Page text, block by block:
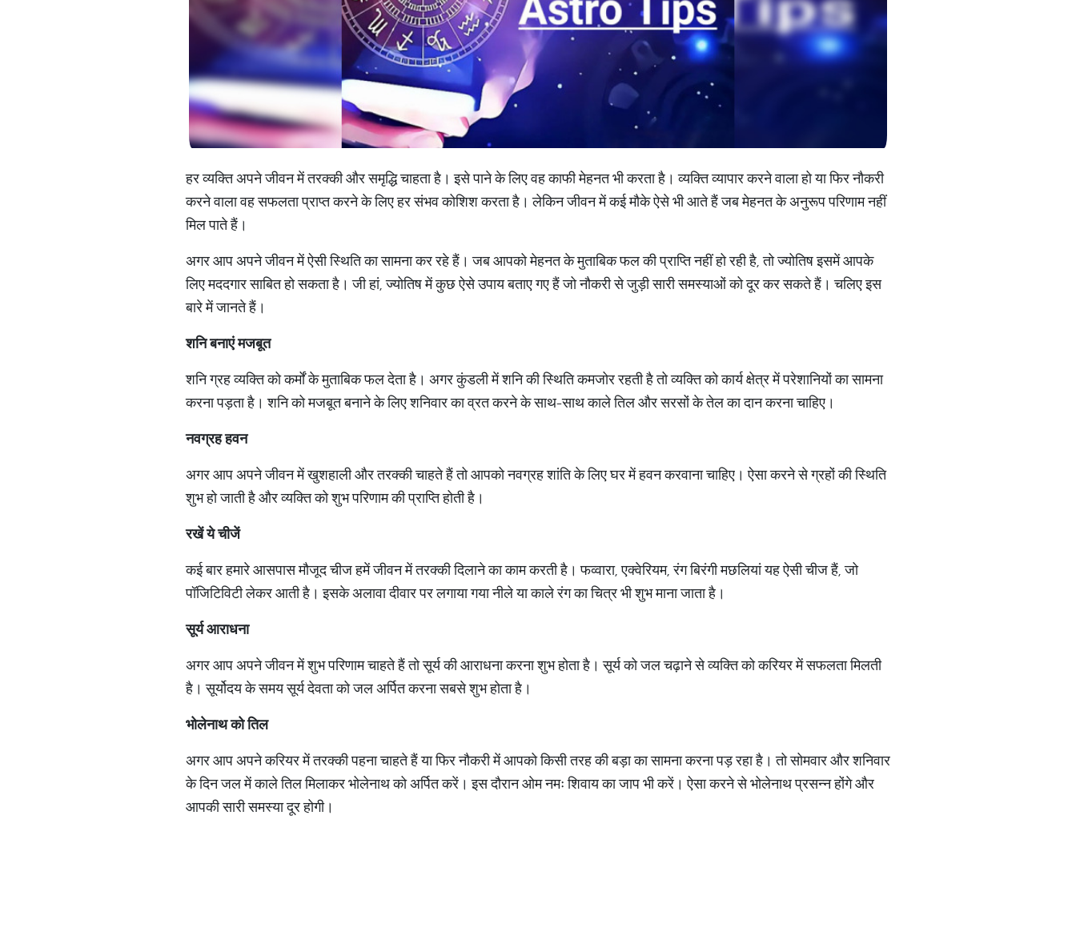
हर व्यक्ति अपने जीवन में तरक्की और समृद्धि चाहता है। इसे पाने के लिए वह काफी मेहनत भी करता है। व्यक्ति व्यापार करने वाला हो या फिर नौकरी
करने वाला वह सफलता प्राप्त करने के लिए हर संभव कोशिश करता है। लेकिन जीवन में कई मौके ऐसे भी आते हैं जब मेहनत के अनुरूप परिणाम नहीं
मिल पाते हैं।
अगर आप अपने जीवन में ऐसी स्थिति का सामना कर रहे हैं। जब आपको मेहनत के मुताबिक फल की प्राप्ति नहीं हो रही है, तो ज्योतिष इसमें आपके
लिए मददगार साबित हो सकता है। जी हां, ज्योतिष में कुछ ऐसे उपाय बताए गए हैं जो नौकरी से जुड़ी सारी समस्याओं को दूर कर सकते हैं। चलिए इस
बारे में जानते हैं।
शनिबनाएंमजबूत
शनि ग्रह व्यक्ति को कर्मों के मुताबिक फल देता है। अगर कुंडली में शनि की स्थिति कमजोर रहती है तो व्यक्ति को कार्य क्षेत्र में परेशानियों का सामना
करना पड़ता है। शनि को मजबूत बनाने के लिए शनिवार का व्रत करने के साथ-साथ काले तिल और सरसों के तेल का दान करना चाहिए।
नवग्रहहवन
अगर आप अपने जीवन में खुशहाली और तरक्की चाहते हैं तो आपको नवग्रह शांति के लिए घर में हवन करवाना चाहिए। ऐसा करने से ग्रहों की स्थिति
शुभ हो जाती है और व्यक्ति को शुभ परिणाम की प्राप्ति होती है।
रखेंयेचीजें
कई बार हमारे आसपास मौजूद चीज हमें जीवन में तरक्की दिलाने का काम करती है। फव्वारा, एक्वेरियम, रंग बिरंगी मछलियां यह ऐसी चीज हैं, जो
पॉजिटिविटी लेकर आती है। इसके अलावा दीवार पर लगाया गया नीले या काले रंग का चित्र भी शुभ माना जाता है।
सूर्यआराधना
अगर आप अपने जीवन में शुभ परिणाम चाहते हैं तो सूर्य की आराधना करना शुभ होता है। सूर्य को जल चढ़ाने से व्यक्ति को करियर में सफलता मिलती
है। सूर्योदय के समय सूर्य देवता को जल अर्पित करना सबसे शुभ होता है।
भोलेनाथकोतिल
अगर आप अपने करियर में तरक्की पहना चाहते हैं या फिर नौकरी में आपको किसी तरह की बड़ा का सामना करना पड़ रहा है। तो सोमवार और शनिवार
के दिन जल में काले तिल मिलाकर भोलेनाथ को अर्पित करें। इस दौरान ओम नमः शिवाय का जाप भी करें। ऐसा करने से भोलेनाथ प्रसन्न होंगे और
आपकी सारी समस्या दूर होगी।